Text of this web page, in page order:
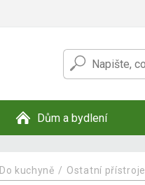
Dům a bydlení
Do kuchyně Ostatní přístroje